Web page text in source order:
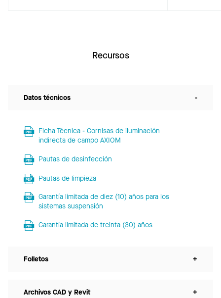
Recursos
Datos técnicos -
Ficha Técnica - Cornisas de iluminación
indirecta de campo AXIOM
Pautas de desinfección
Pautas de limpieza
Garantía limitada de diez (10) años para los
sistemas suspensión
Garantía limitada de treinta (30) años
Folletos +
Archivos CAD y Revit +